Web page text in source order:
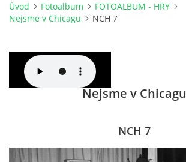
ÚVOD
O NÁS
CO NOVÉHO ZKOUŠÍME
Úvod Fotoalbum
FOTOALBUM - HRY
Nejsme v Chicagu
NCH 7
Nejsme v Chicagu
NCH 7